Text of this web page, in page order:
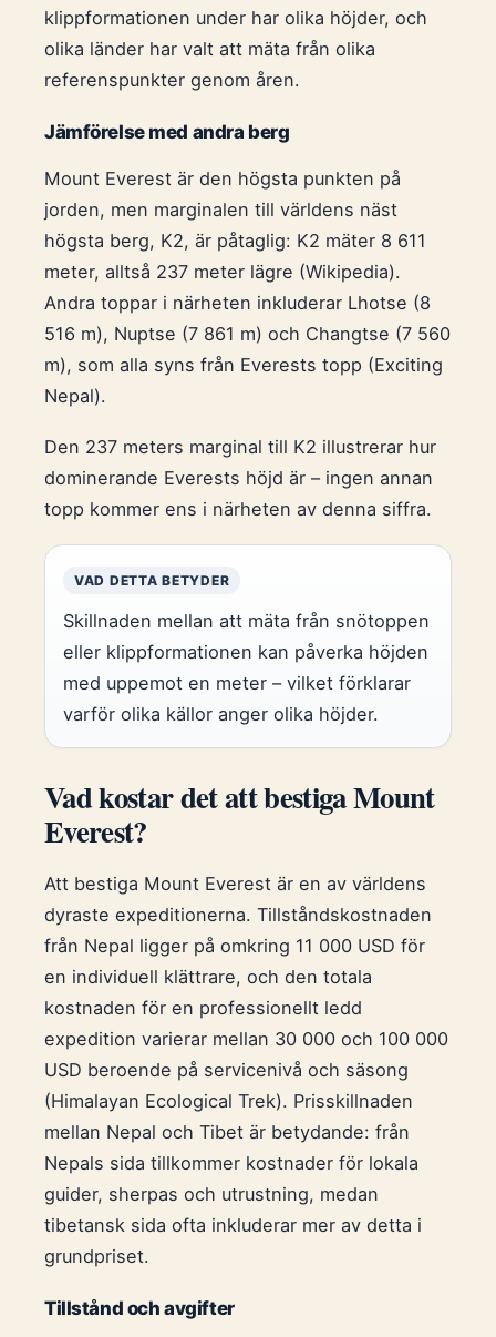
klippformationen under har olika höjder, och
olika länder har valt att mäta från olika
referenspunkter genom åren.
Jämförelse med andra berg
Mount Everest är den högsta punkten på
jorden, men marginalen till världens näst
högsta berg, K2, är påtaglig: K2 mäter 8 611
meter, alltså 237 meter lägre (Wikipedia).
Andra toppar i närheten inkluderar Lhotse (8
516 m), Nuptse (7 861 m) och Changtse (7 560
m), som alla syns från Everests topp (Exciting
Nepal).
Den 237 meters marginal till K2 illustrerar hur
dominerande Everests höjd är – ingen annan
topp kommer ens i närheten av denna siffra.
VAD DETTA BETYDER
Skillnaden mellan att mäta från snötoppen
eller klippformationen kan påverka höjden
med uppemot en meter – vilket förklarar
varför olika källor anger olika höjder.
Vad kostar det att bestiga Mount
Everest?
Att bestiga Mount Everest är en av världens
dyraste expeditionerna. Tillståndskostnaden
från Nepal ligger på omkring 11 000 USD för
en individuell klättrare, och den totala
kostnaden för en professionellt ledd
expedition varierar mellan 30 000 och 100 000
USD beroende på servicenivå och säsong
(Himalayan Ecological Trek). Prisskillnaden
mellan Nepal och Tibet är betydande: från
Nepals sida tillkommer kostnader för lokala
guider, sherpas och utrustning, medan
tibetansk sida ofta inkluderar mer av detta i
grundpriset.
Tillstånd och avgifter